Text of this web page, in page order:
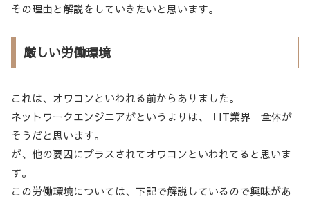
その理由と解説をしていきたいと思います。
厳しい労働環境
これは、オワコンといわれる前からありました。
ネットワークエンジニアがというよりは、「IT業界」全体が
そうだと思います。
が、他の要因にプラスされてオワコンといわれてると思いま
す。
この労働環境については、下記で解説しているので興味があ